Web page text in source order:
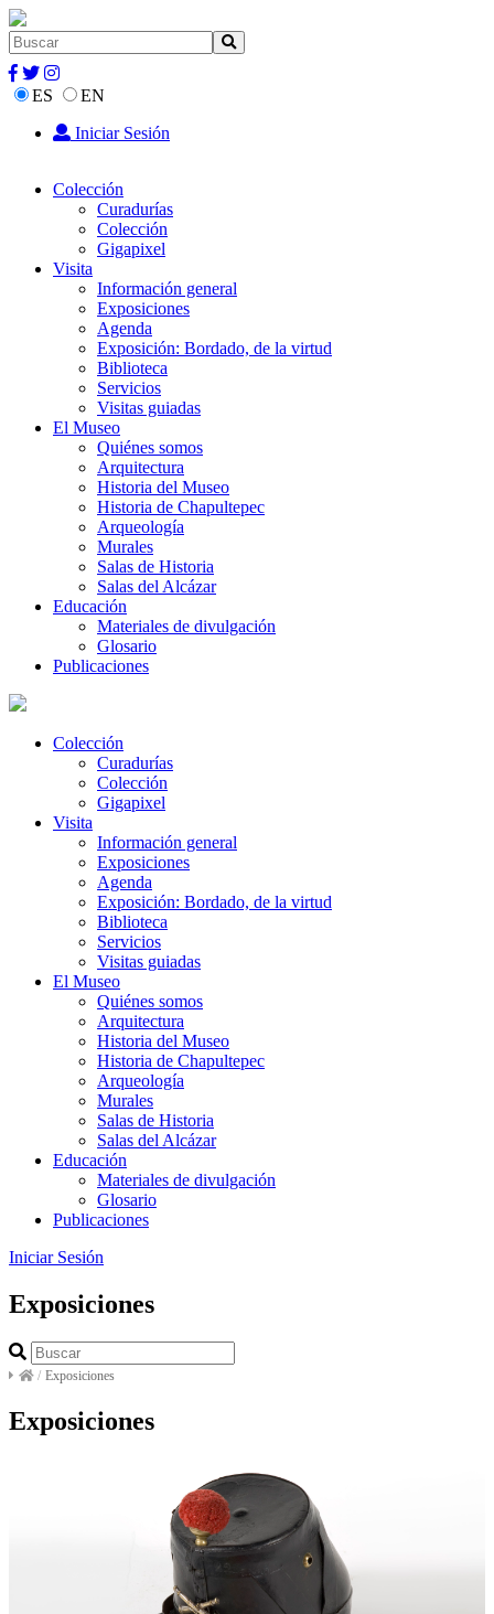
ES
EN
Iniciar Sesión
Colección
Curadurías
Colección
Gigapixel
Visita
Información general
Exposiciones
Agenda
Exposición: Bordado, de la virtud
Biblioteca
Servicios
Visitas guiadas
El Museo
Quiénes somos
Arquitectura
Historia del Museo
Historia de Chapultepec
Arqueología
Murales
Salas de Historia
Salas del Alcázar
Educación
Materiales de divulgación
Glosario
Publicaciones
Colección
Curadurías
Colección
Gigapixel
Visita
Información general
Exposiciones
Agenda
Exposición: Bordado, de la virtud
Biblioteca
Servicios
Visitas guiadas
El Museo
Quiénes somos
Arquitectura
Historia del Museo
Historia de Chapultepec
Arqueología
Murales
Salas de Historia
Salas del Alcázar
Educación
Materiales de divulgación
Glosario
Publicaciones
Iniciar Sesión
Exposiciones
/ Exposiciones
Exposiciones